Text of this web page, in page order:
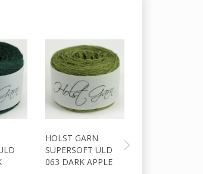
HOLST GARN
SUPERSOFT ULD
063 DARK APPLE